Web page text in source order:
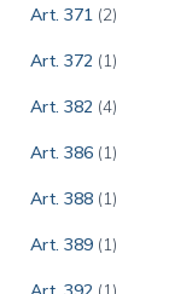
Art. 371 (2)
Art. 372 (1)
Art. 382 (4)
Art. 386 (1)
Art. 388 (1)
Art. 389 (1)